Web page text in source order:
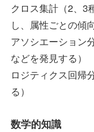
クロス集計（2、3
し、属性ごとの傾
アソシエーション
などを発見する）
ロジティクス回帰
る）
数学的知識